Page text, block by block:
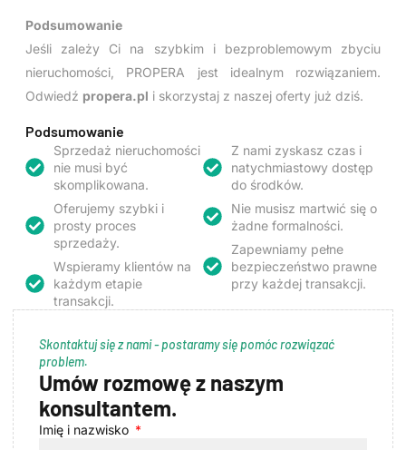
Podsumowanie
Jeśli zależy Ci na szybkim i bezproblemowym zbyciu
nieruchomości, PROPERA jest idealnym rozwiązaniem.
Odwiedź propera.pl i skorzystaj z naszej oferty już dziś.
Podsumowanie
Sprzedaż nieruchomości
nie musi być
skomplikowana.
Oferujemy szybki i
prosty proces
sprzedaży.
Wspieramy klientów na
każdym etapie
transakcji.
Z nami zyskasz czas i
natychmiastowy dostęp
do środków.
Nie musisz martwić się o
żadne formalności.
Zapewniamy pełne
bezpieczeństwo prawne
przy każdej transakcji.
Skontaktuj się z nami - postaramy się pomóc rozwiązać
problem.
Umów rozmowę z naszym
konsultantem.
Imię i nazwisko